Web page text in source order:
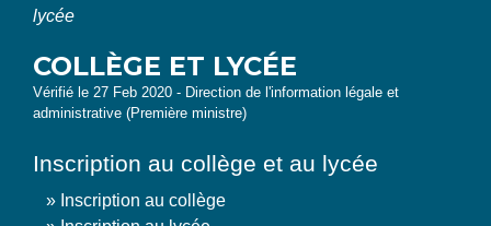
lycée
COLLÈGE ET LYCÉE
Vérifié le 27 Feb 2020 - Direction de l'information légale et
administrative (Première ministre)
Inscription au collège et au lycée
Inscription au collège